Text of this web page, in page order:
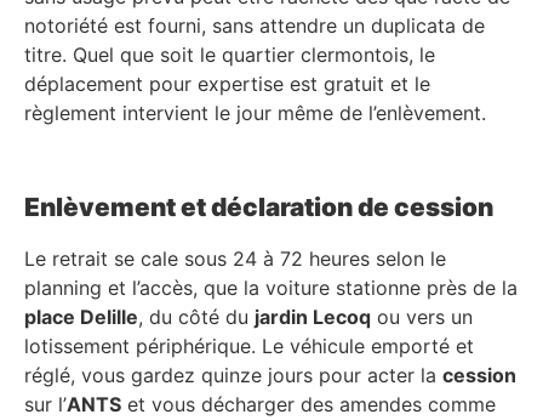
notoriété est fourni, sans attendre un duplicata de
titre. Quel que soit le quartier clermontois, le
déplacement pour expertise est gratuit et le
règlement intervient le jour même de l’enlèvement.
Enlèvement et déclaration de cession
Le retrait se cale sous 24 à 72 heures selon le
planning et l’accès, que la voiture stationne près de la
place Delille, du côté du jardin Lecoq ou vers un
lotissement périphérique. Le véhicule emporté et
réglé, vous gardez quinze jours pour acter la cession
sur l’ANTS et vous décharger des amendes comme